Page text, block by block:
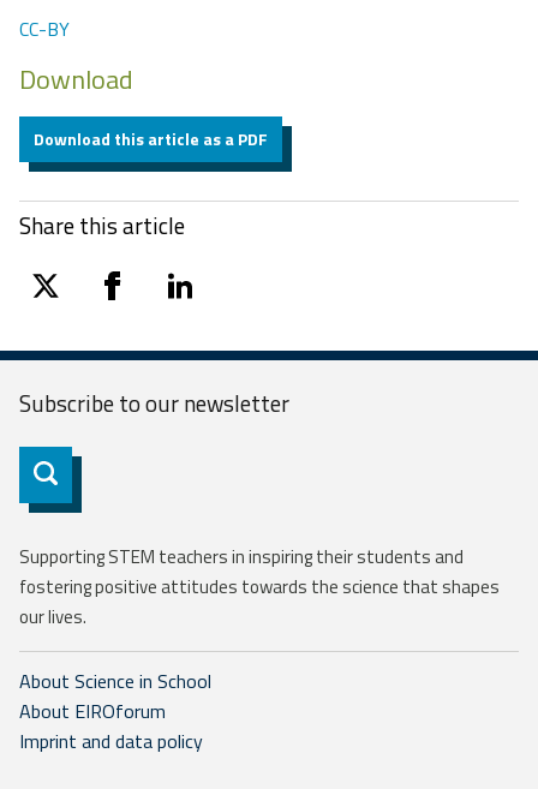
CC-BY
Download
Download this article as a PDF
Share this article
twitter facebooklinkedin
Subscribe to ournewsletter
Subscribe
Supporting STEM teachers in inspiring their students and
fostering positive attitudes towards the science that shapes
our lives.
About Science in School
About EIROforum
Imprint and data policy